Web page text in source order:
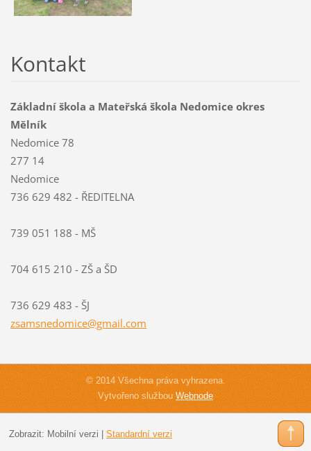
Kontakt
Základní škola a Mateřská škola Nedomice okres
Mělník
Nedomice 78
277 14
Nedomice
736 629 482 - ŘEDITELNA
739 051 188 - MŠ
704 615 210 - ZŠ a ŠD
736 629 483 - ŠJ
zsamsnedomice@gmail.com
© 2014 Všechna práva vyhrazena.
Vytvořeno službouWebnode
Zobrazit: Mobilní verzi Standardní verzi